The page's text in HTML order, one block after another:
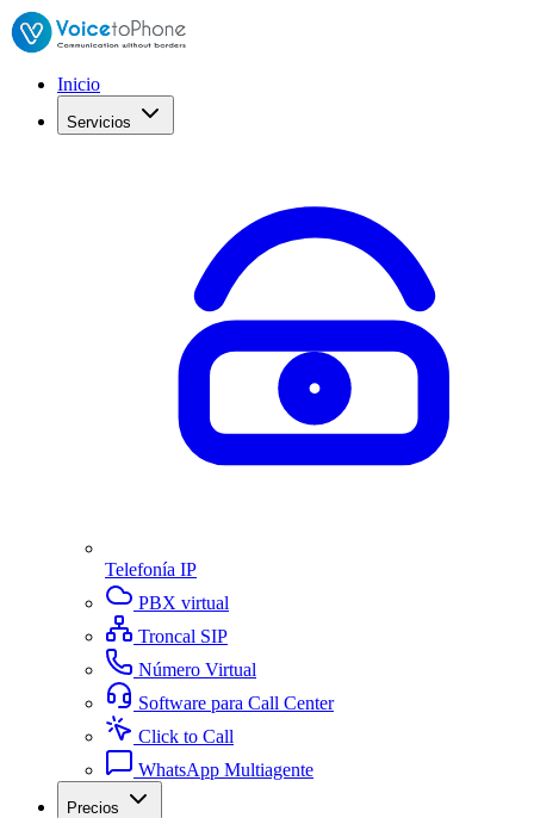
Inicio
Servicios
Telefonía IP
PBX virtual
Troncal SIP
Número Virtual
Software para Call Center
Click to Call
WhatsApp Multiagente
Precios